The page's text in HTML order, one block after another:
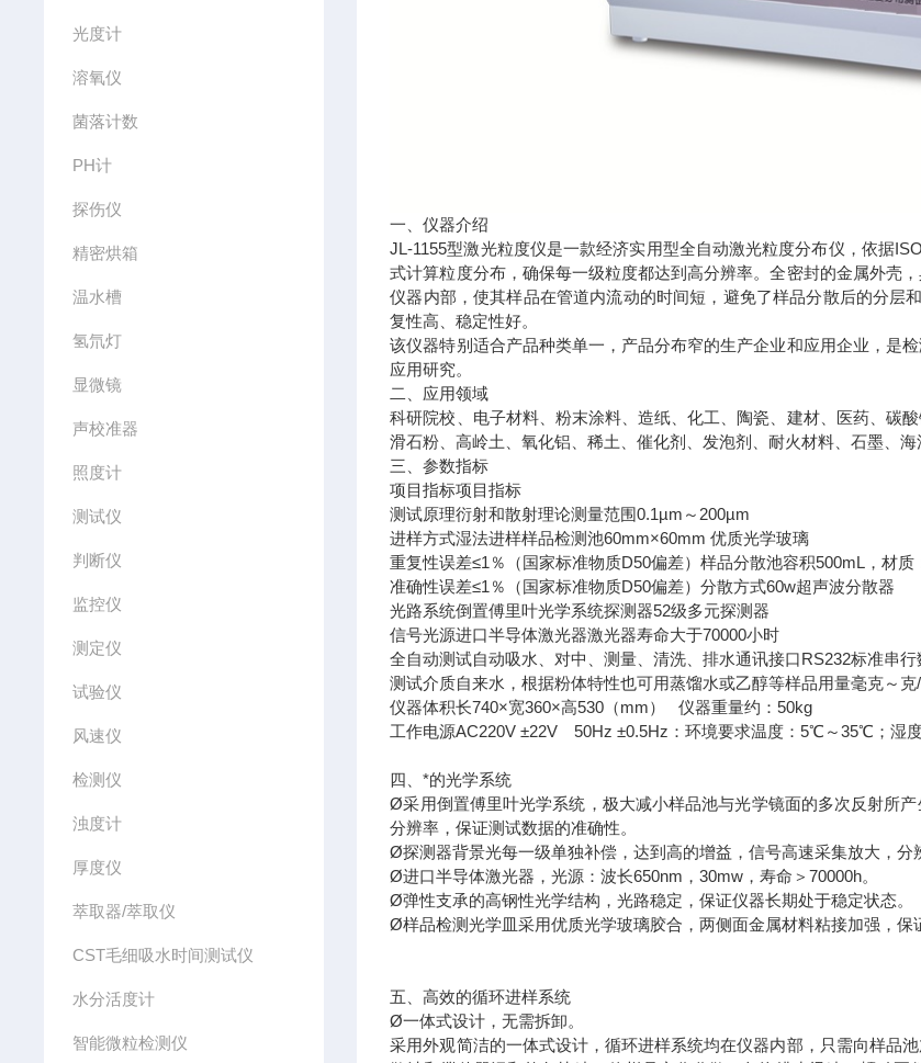
光度计
溶氧仪
菌落计数
PH计
探伤仪
精密烘箱
温水槽
氢氘灯
显微镜
声校准器
照度计
测试仪
判断仪
监控仪
测定仪
试验仪
风速仪
检测仪
浊度计
厚度仪
萃取器/萃取仪
CST毛细吸水时间测试仪
水分活度计
智能微粒检测仪
一、仪器介绍
JL-1155型激光粒度仪是一款经济实用型全自动激光粒度分布仪，依据
式计算粒度分布，确保每一级粒度都达到高分辨率。全密封的金属外壳
仪器内部，使其样品在管道内流动的时间短，避免了样品分散后的分层
复性高、稳定性好。
该仪器特别适合产品种类单一，产品分布窄的生产企业和应用企业，是
应用研究。
二、应用领域
科研院校、电子材料、粉末涂料、造纸、化工、陶瓷、建材、医药、碳
滑石粉、高岭土、氧化铝、稀土、催化剂、发泡剂、耐火材料、石墨、
三、参数指标
项目指标项目指标
测试原理衍射和散射理论测量范围0.1µm～200µm
进样方式湿法进样样品检测池60mm×60mm 优质光学玻璃
重复性误差≤1％（国家标准物质D50偏差）样品分散池容积500mL，材质
准确性误差≤1％（国家标准物质D50偏差）分散方式60w超声波分散器
光路系统倒置傅里叶光学系统探测器52级多元探测器
信号光源进口半导体激光器激光器寿命大于70000小时
全自动测试自动吸水、对中、测量、清洗、排水通讯接口RS232标准串
测试介质自来水，根据粉体特性也可用蒸馏水或乙醇等样品用量毫克～
仪器体积长740×宽360×高530（mm） 仪器重量约：50kg
工作电源AC220V ±22V 50Hz ±0.5Hz：环境要求温度：5℃～35℃；湿度
四、*的光学系统
Ø采用倒置傅里叶光学系统，极大减小样品池与光学镜面的多次反射所
分辨率，保证测试数据的准确性。
Ø探测器背景光每一级单独补偿，达到高的增益，信号高速采集放大，分
Ø进口半导体激光器，光源：波长650nm，30mw，寿命＞70000h。
Ø弹性支承的高钢性光学结构，光路稳定，保证仪器长期处于稳定状态。
Ø样品检测光学皿采用优质光学玻璃胶合，两侧面金属材料粘接加强，保
五、高效的循环进样系统
Ø一体式设计，无需拆卸。
采用外观简洁的一体式设计，循环进样系统均在仪器内部，只需向样品